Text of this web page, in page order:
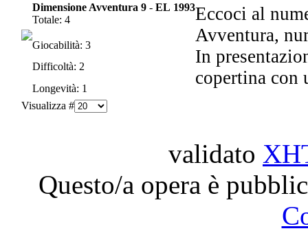
Eccoci al
Avventura,
In
copertina con
Dimensione Avventura 9- EL 1993
Totale: 4
Giocabilità: 3
Difficoltà: 2
Longevità: 1
Visualizza #
validato
Questo/a opera è